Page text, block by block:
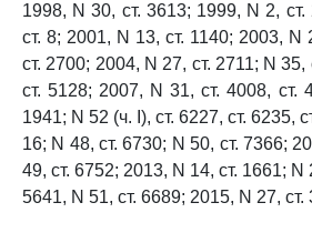
1998, N 30, ст. 3613; 1999, N 2,
ст. 8; 2001, N 13, ст. 1140; 2003, N
ст. 2700; 2004, N 27, ст. 2711; N
ст. 5128; 2007, N 31, ст. 4008, ст.
1941; N 52 (ч. I), ст. 6227, ст. 6235,
16; N 48, ст. 6730; N 50, ст. 7366;
49, ст. 6752; 2013, N 14, ст. 1661; N
5641, N 51, ст. 6689; 2015, N 27, ст.